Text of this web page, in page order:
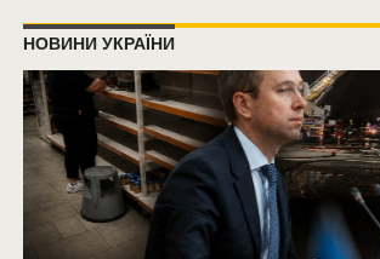
НОВИНИ УКРАЇНИ